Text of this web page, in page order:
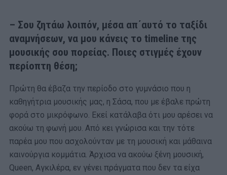
– Σου ζητάω λοιπόν, μέσα απ΄αυτό το ταξίδι
αναμνήσεων, να μου κάνεις το timeline της
μουσικής σου πορείας. Ποιες στιγμές έχουν
περίοπτη θέση;
Πρώτη θα έβαζα την περίοδο στο γυμνάσιο που η
καθηγήτρια μουσικής μας, η Σάσα, που με έβαλε πρώτη
φορά στο μικρόφωνο. Εκεί κατάλαβα ότι μου αρέσει να
ακούω τη φωνή μου. Από κει γνώρισα και την τότε
παρέα μου που ασχολούνταν με τη μουσική και μάθαινα
καινούργια κομμάτια. Άρχισα να ακούω ξένη μουσική,
Queen, Αγκιλέρα, εν γένει πράγματα που δεν τα είχα